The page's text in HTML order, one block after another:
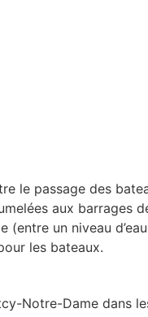
le passage des
aux barrages
(entre un niveau
les bateaux.
Notre-Dame dans